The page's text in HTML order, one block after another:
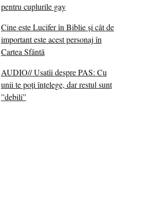
pentru cuplurile gay
Cine este Lucifer în Biblie și cât de
important este acest personaj în
Cartea Sfântă
AUDIO// Usatîi despre PAS: Cu
unii te poți înțelege, dar restul sunt
”debili”